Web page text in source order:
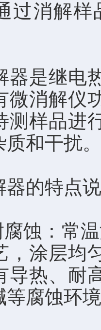
过消解
继电热
微消解仪
测样品进
质和干扰。
的特点
：常温
，涂层均
导热、耐
等腐蚀环